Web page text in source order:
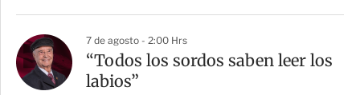
7 de agosto - 2:00 Hrs
“Todos los sordos saben leer los
labios”